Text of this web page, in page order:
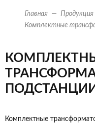
Главная
Продукция
Комплектные
Комплектные